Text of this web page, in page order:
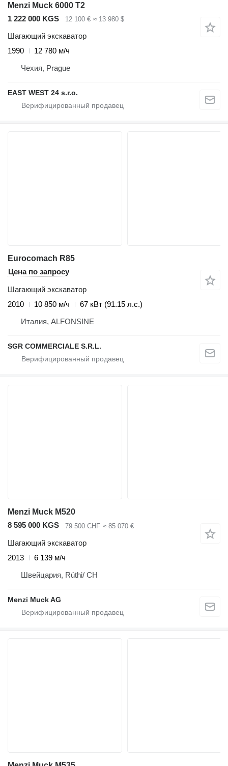
Menzi Muck 6000 T2
1 222 000 KGS
12 100 € ≈ 13 980 $
Шагающий экскаватор
1990
12 780 м/ч
Чехия, Prague
EAST WEST 24 s.r.o.
Eurocomach R85
Цена по запросу
Шагающий экскаватор
2010
10 850 м/ч
67 кВт (91.15 л.с.)
Италия, ALFONSINE
SGR COMMERCIALE S.R.L.
Menzi Muck M520
8 595 000 KGS
79 500 CHF ≈ 85 070 €
Шагающий экскаватор
2013
6 139 м/ч
Швейцария, Rüthi/ CH
Menzi Muck AG